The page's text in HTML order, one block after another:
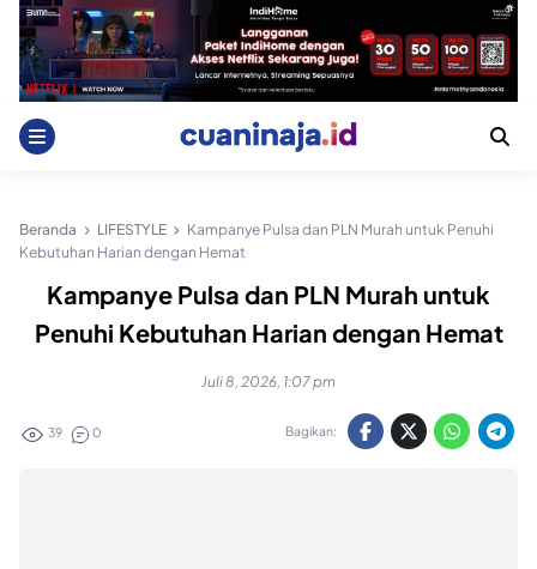
Skip
content
Beranda LIFESTYLE
Kampanye Pulsa dan PLN Murah untuk Penuhi
Kebutuhan Harian dengan Hemat
Kampanye Pulsa dan PLN Murah untuk
Penuhi Kebutuhan Harian dengan Hemat
Juli 8, 2026, 1:07 pm
39 0 Bagikan: